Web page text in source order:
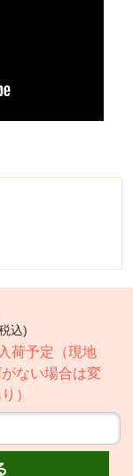
込)
荷予定（現地
ない場合は変
）